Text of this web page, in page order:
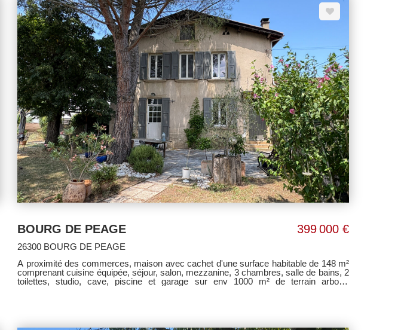
BOURG DE PEAGE 399 000 €
26300 BOURG DE PEAGE
A proximité des commerces, maison avec cachet d'une surface habitable de 148 m²
comprenant cuisine équipée, séjour, salon, mezzanine, 3 chambres, salle de bains, 2
toilettes, studio, cave, piscine et garage sur env 1000 m² de terrain arboré.